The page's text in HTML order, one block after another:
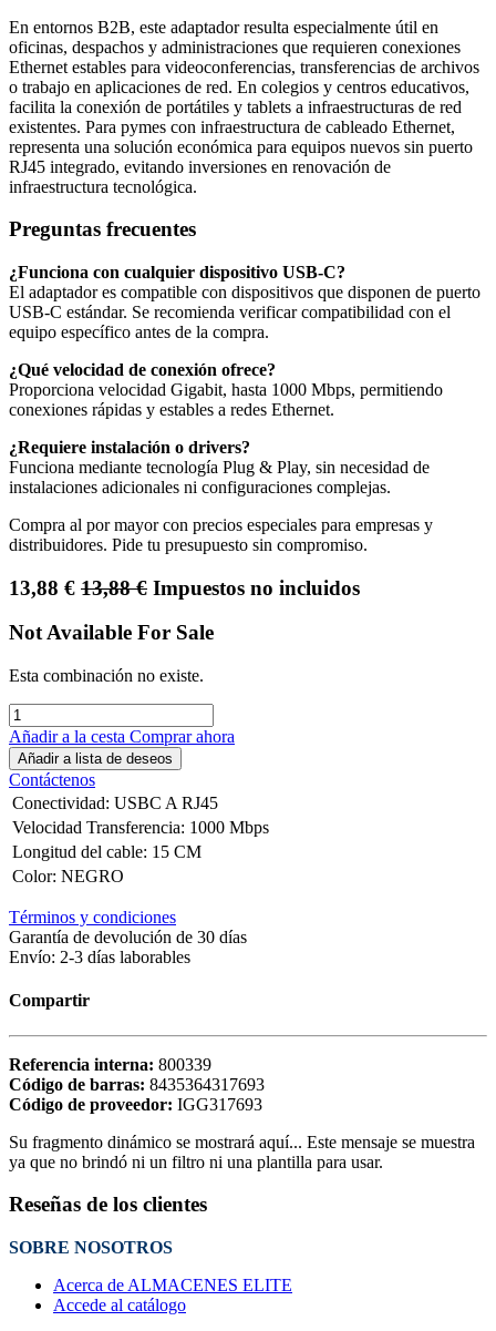
En entornos B2B, este adaptador resulta especialmente útil en
oficinas, despachos y administraciones que requieren conexiones
Ethernet estables para videoconferencias, transferencias de archivos
o trabajo en aplicaciones de red. En colegios y centros educativos,
facilita la conexión de portátiles y tablets a infraestructuras de red
existentes. Para pymes con infraestructura de cableado Ethernet,
representa una solución económica para equipos nuevos sin puerto
RJ45 integrado, evitando inversiones en renovación de
infraestructura tecnológica.
Preguntas frecuentes
¿Funciona con cualquier dispositivo USB-C?
El adaptador es compatible con dispositivos que disponen de puerto
USB-C estándar. Se recomienda verificar compatibilidad con el
equipo específico antes de la compra.
¿Qué velocidad de conexión ofrece?
Proporciona velocidad Gigabit, hasta 1000 Mbps, permitiendo
conexiones rápidas y estables a redes Ethernet.
¿Requiere instalación o drivers?
Funciona mediante tecnología Plug & Play, sin necesidad de
instalaciones adicionales ni configuraciones complejas.
Compra al por mayor con precios especiales para empresas y
distribuidores. Pide tu presupuesto sin compromiso.
13,88 € 13,88€ Impuestos no incluidos
Not Available For Sale
Esta combinación no existe.
Añadir a la cesta Comprar ahora
Añadir a lista de deseos
Contáctenos
Conectividad: USBC A RJ45
Velocidad Transferencia: 1000 Mbps
Longitud del cable: 15 CM
Color: NEGRO
Términos y condiciones
Garantía de devolución de 30 días
Envío: 2-3 días laborables
Compartir
Referencia interna: 800339
Código de barras: 8435364317693
Código de proveedor: IGG317693
Su fragmento dinámico se mostrará aquí... Este mensaje se muestra
ya que no brindó ni un filtro ni una plantilla para usar.
Reseñas de los clientes
SOBRE NOSOTROS
Acerca de ALMACENES ELITE
Accede al catálogo